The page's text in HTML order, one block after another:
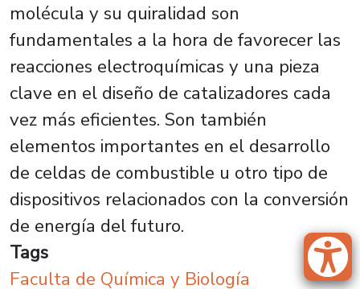
molécula y su quiralidad son
fundamentales a la hora de favorecer las
reacciones electroquímicas y una pieza
clave en el diseño de catalizadores cada
vez más eficientes. Son también
elementos importantes en el desarrollo
de celdas de combustible u otro tipo de
dispositivos relacionados con la conversión
de energía del futuro.
Tags
Faculta de Química y Biología